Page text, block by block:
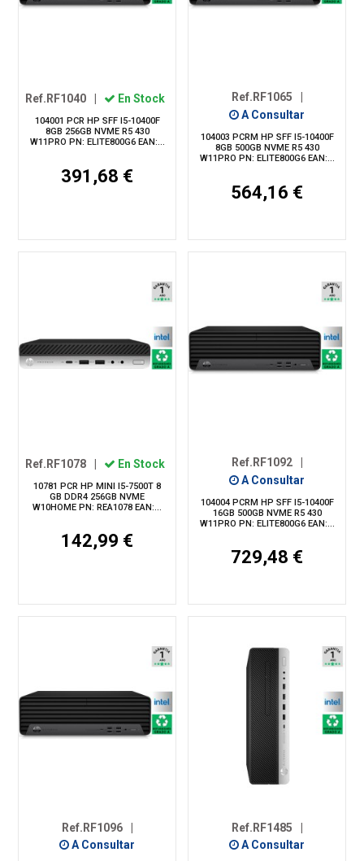
Ref.RF1040 En Stock
104001 PCR HP SFF I5-10400F
8GB 256GB NVME R5 430
W11PRO PN: ELITE800G6 EAN:...
391,68 €
Ref.RF1065
A Consultar
104003 PCRM HP SFF I5-10400F
8GB 500GB NVME R5 430
W11PRO PN: ELITE800G6 EAN:...
564,16 €
Ref.RF1078 | En Stock
10781 PCR HP MINI I5-7500T 8
GB DDR4 256GB NVME
W10HOME PN: REA1078 EAN:...
142,99 €
Ref.RF1092
A Consultar
104004 PCRM HP SFF I5-10400F
16GB 500GB NVME R5 430
W11PRO PN: ELITE800G6 EAN:...
729,48 €
Ref.RF1096
A Consultar
Ref.RF1485
A Consultar